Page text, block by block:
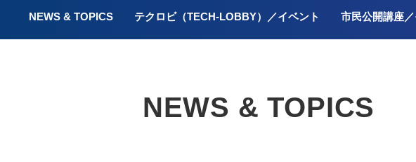
NEWS & TOPICS テクロビ（TECH-LOBBY）／イベント 市民公開講座
NEWS & TOPICS